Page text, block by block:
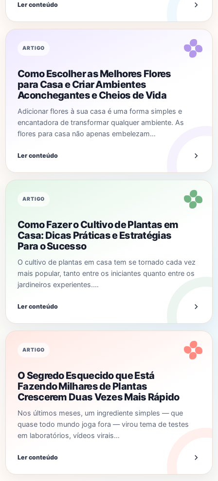
Ler conteúdo
ARTIGO
Como Escolher as Melhores Flores
para Casa e Criar Ambientes
Aconchegantes e Cheios de Vida
Adicionar flores à sua casa é uma forma simples e
encantadora de transformar qualquer ambiente. As
flores para casa não apenas embelezam…
Ler conteúdo
ARTIGO
Como Fazer o Cultivo de Plantas em
Casa: Dicas Práticas e Estratégias
Para o Sucesso
O cultivo de plantas em casa tem se tornado cada vez
mais popular, tanto entre os iniciantes quanto entre os
jardineiros experientes.…
Ler conteúdo
ARTIGO
O Segredo Esquecido que Está
Fazendo Milhares de Plantas
Crescerem Duas Vezes Mais Rápido
Nos últimos meses, um ingrediente simples — que
quase todo mundo joga fora — virou tema de testes
em laboratórios, vídeos virais…
Ler conteúdo